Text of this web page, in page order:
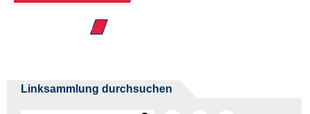
☰ Mikrofluidik
Linksammlung durchsuchen